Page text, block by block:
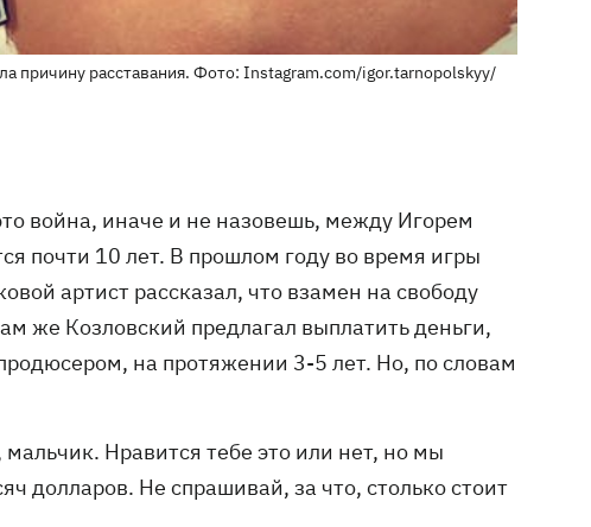
причину расставания. Фото: Instagram.com/igor.tarnopolskyy/
война, иначе и не назовешь, между Игорем
почти 10 лет. В прошлом году во время игры
артист рассказал, что взамен на свободу
же Козловский предлагал выплатить деньги,
на протяжении 3-5 лет. Но, по словам
Нравится тебе это или нет, но мы
долларов. Не спрашивай, за что, столько стоит